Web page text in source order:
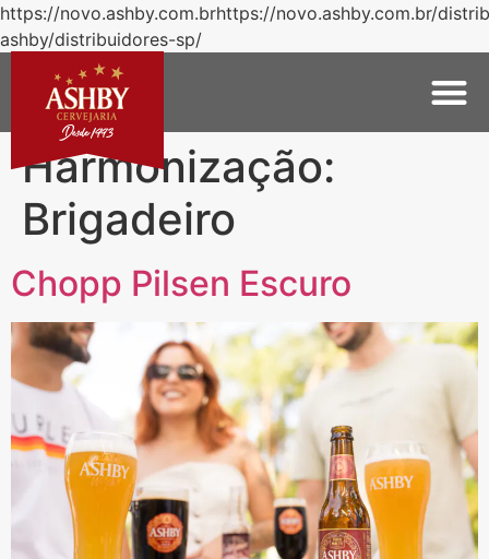
https://novo.ashby.com.brhttps://novo.ashby.com.br/
ashby/distribuidores-sp/
Harmonização:
Brigadeiro
Chopp Pilsen Escuro